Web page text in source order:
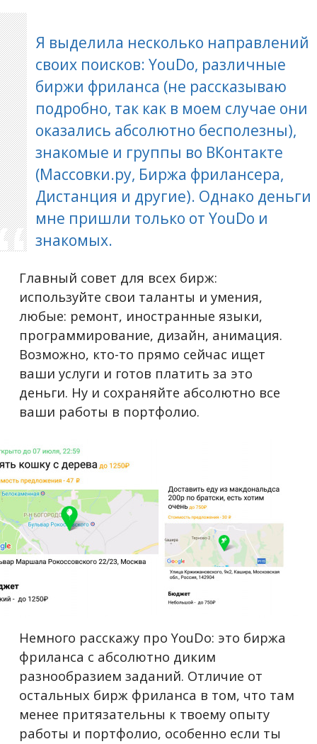
Я выделила несколько направлений
своих поисков: YouDo, различные
биржи фриланса (не рассказываю
подробно, так как в моем случае они
оказались абсолютно бесполезны),
знакомые и группы во ВКонтакте
(Массовки.ру, Биржа фрилансера,
Дистанция и другие). Однако деньги
мне пришли только от YouDo и
знакомых.
Главный совет для всех бирж:
используйте свои таланты и умения,
любые: ремонт, иностранные языки,
программирование, дизайн, анимация.
Возможно, кто-то прямо сейчас ищет
ваши услуги и готов платить за это
деньги. Ну и сохраняйте абсолютно все
ваши работы в портфолио.
Немного расскажу про YouDo: это биржа
фриланса с абсолютно диким
разнообразием заданий. Отличие от
остальных бирж фриланса в том, что там
менее притязательны к твоему опыту
работы и портфолио, особенно если ты